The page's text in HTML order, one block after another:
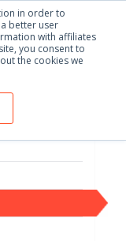
in order to
better user
with affiliates
you consent to
the cookies we
Español